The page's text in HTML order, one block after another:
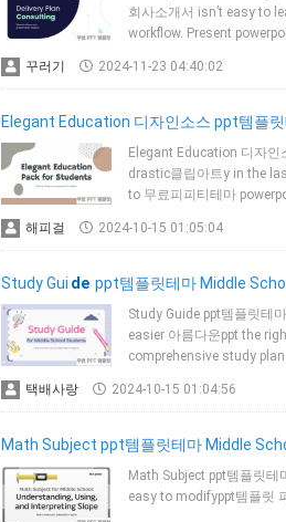
회사소개서 isn’t easy to
workflow. Present
꾸러기 2024-11-23 04:40:02
Elegant Education 디자인소스 ppt템플
Elegant Education 디자
drastic클립아트y in the
to 무료피피티테마
해피걸 2024-10-15 01:05:04
Study Gui de ppt템플릿테마 Middle
Study Guide ppt템플릿테
easier 아름다운ppt the
comprehensive study
택배사랑 2024-10-15 01:04:56
Math Subject ppt템플릿테마 Middle
Math Subject ppt템플릿
easy to modifyppt템플릿